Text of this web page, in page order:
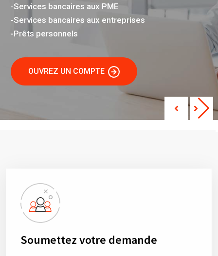
-Services bancaires aux PME
-Services bancaires aux entreprises
-Prêts personnels
OUVREZ UN COMPTE
Soumettez votre demande